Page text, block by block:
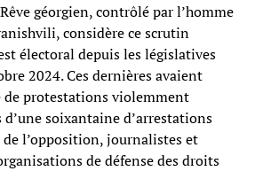
géorgien, contrôlé par l’homme
considère ce scrutin
électoral depuis les législatives
2024. Ces dernières avaient
de protestations violemment
d’une soixantaine d’arrestations
l’opposition, journalistes et
de défense des droits